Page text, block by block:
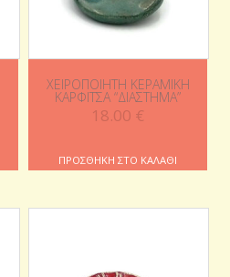
ΧΕΙΡΟΠΟΊΗΤΗ ΚΕΡΑΜΙΚΉ
ΚΑΡΦΊΤΣΑ “ΔΙΆΣΤΗΜΑ”
18.00 €
ΠΡΟΣΘΉΚΗ ΣΤΟ ΚΑΛΆΘΙ